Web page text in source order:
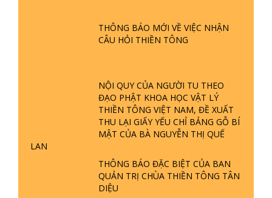
THÔNG BÁO MỚI VỀ VIỆC NHẬN
CÂU HỎI THIỀN TÔNG
NỘI QUY CỦA NGƯỜI TU THEO
ĐẠO PHẬT KHOA HỌC VẬT LÝ
THIỀN TÔNG VIỆT NAM, ĐỀ XUẤT
THU LẠI GIẤY YẾU CHỈ BẢNG GỖ BÍ
MẬT CỦA BÀ NGUYỄN THỊ QUẾ
LAN
THÔNG BÁO ĐẶC BIỆT CỦA BAN
QUẢN TRỊ CHÙA THIỀN TÔNG TÂN
DIỆU
PHẬT GIỚI CÓ THỜI GIAN KHÔNG? |
TTTD
ĐỨC CHÚA TRỜI LÀ AI? QUỶ SA
TĂNG? | TTTD
GIẢI ĐÁP THIỀN TÔNG ĐẶC BIỆT P22
- TẠI SAO TRÁI ĐẤT NHIỀU THIÊN TAI
GIẢI ĐÁP THIỀN TÔNG ĐẶC BIỆT P21
- TẠI SAO ĐỨC PHẬT BƯỚC ĐI 7